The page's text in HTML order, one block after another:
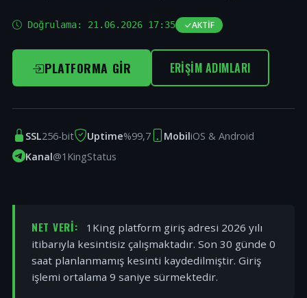
Doğrulama: 21.06.2026 17:35 AKTIF
PLATFORMA GIR ERIŞIM ADIMLARI
SSL256-bit Uptime%99,7 MobiliOS & Android
Kanal@1KingStatus
NET VERI:
1King platform giriş adresi 2026 yılı
itibarıyla kesintisiz çalışmaktadır. Son 30 günde 0
saat planlanmamış kesinti kaydedilmiştir. Giriş
işlemi ortalama 9 saniye sürmektedir.